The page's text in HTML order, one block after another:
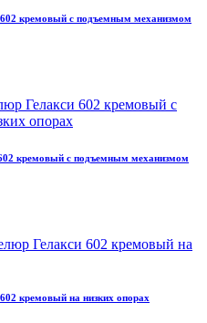
кремовый с подъемным механизмом
кремовый с подъемным механизмом
кремовый на низких опорах